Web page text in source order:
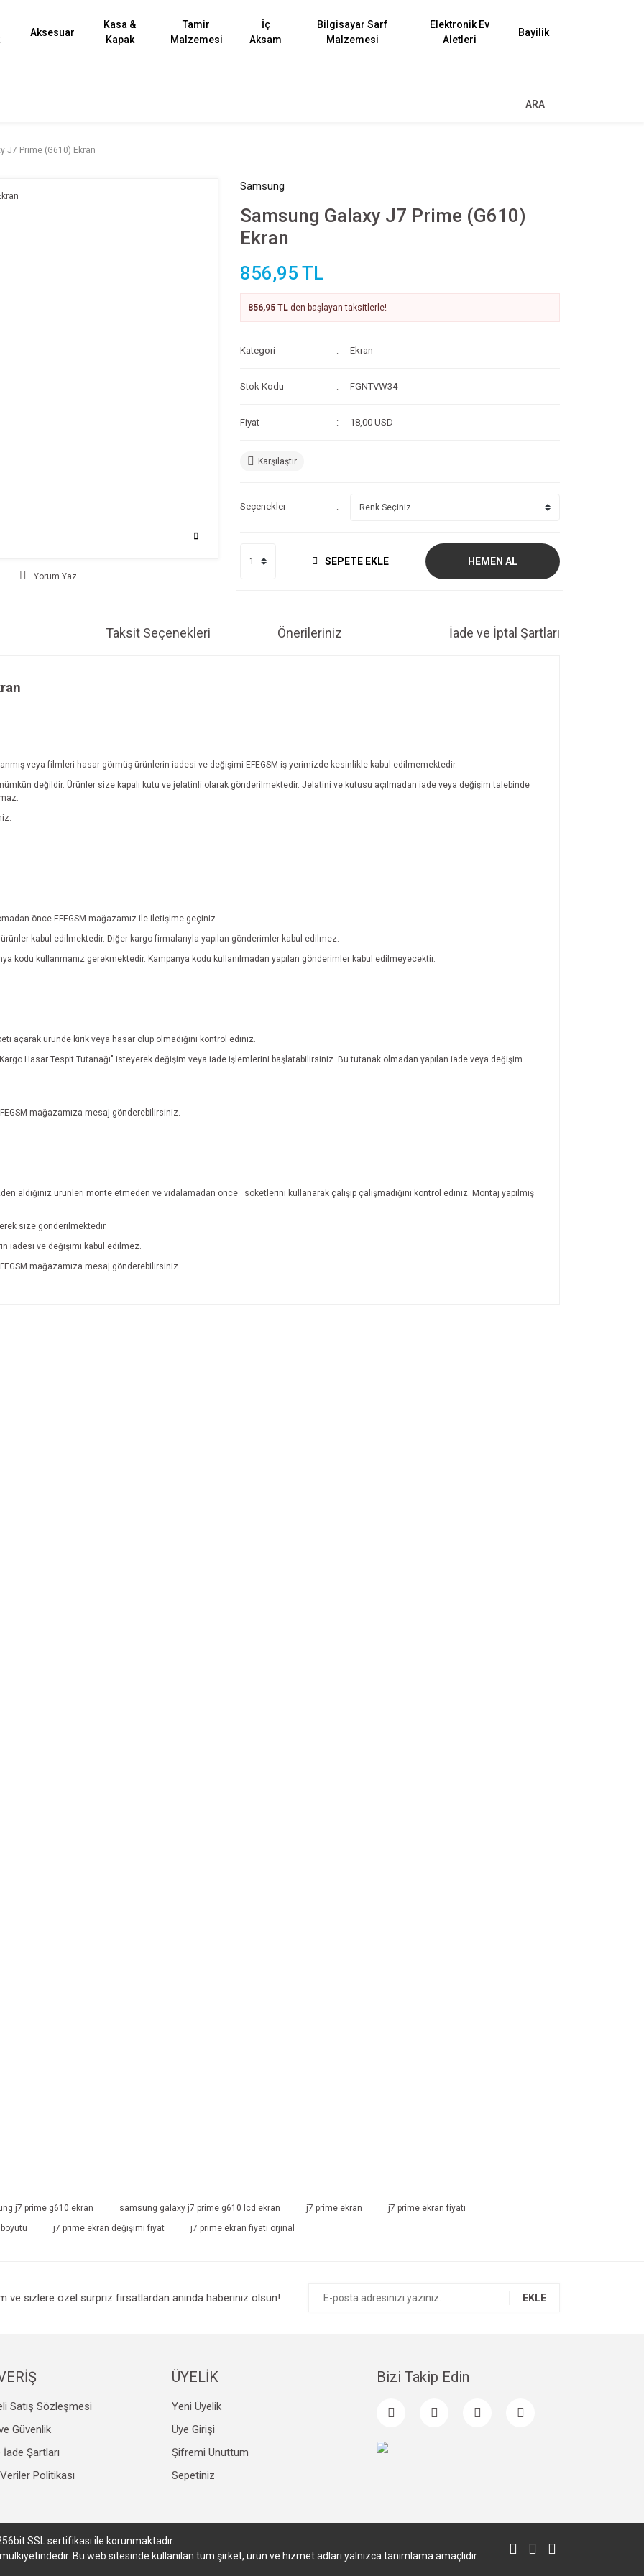
Aksesuar
Kasa &
Kapak
Tamir
Malzemesi
İç
Aksam
Bilgisayar Sarf
Malzemesi
Elektronik Ev
Aletleri
Bayilik
ARA
J7 Prime (G610) Ekran
Yorum Yaz
Samsung
Samsung Galaxy J7 Prime (G610)
Ekran
856,95 TL
856,95 TL den başlayan taksitlerle!
Kategori Ekran
Stok Kodu FGNTVW34
Fiyat 18,00 USD
Karşılaştır
Seçenekler
SEPETE EKLE HEMEN AL
Taksit Seçenekleri Önerileriniz İade ve İptal Şartları
veya filmleri hasar görmüş ürünlerin iadesi ve değişimi EFEGSM iş yerimizde kesinlikle kabul edilmemektedir.
değildir. Ürünler size kapalı kutu ve jelatinli olarak gönderilmektedir. Jelatini ve kutusu açılmadan iade veya değişim talebinde
önce EFEGSM mağazamız ile iletişime geçiniz.
kabul edilmektedir. Diğer kargo firmalarıyla yapılan gönderimler kabul edilmez.
kodu kullanmanız gerekmektedir. Kampanya kodu kullanılmadan yapılan gönderimler kabul edilmeyecektir.
açarak üründe kırık veya hasar olup olmadığını kontrol ediniz.
Hasar Tespit Tutanağı" isteyerek değişim veya iade işlemlerini başlatabilirsiniz. Bu tutanak olmadan yapılan iade veya değişim
mağazamıza mesaj gönderebilirsiniz.
aldığınız ürünleri monte etmeden ve vidalamadan önce
soketlerini kullanarak çalışıp çalışmadığını kontrol ediniz. Montaj yapılmış
size gönderilmektedir.
iadesi ve değişimi kabul edilmez.
mağazamıza mesaj gönderebilirsiniz.
j7 prime g610 ekran samsung galaxy j7 prime g610 lcd ekran j7 prime ekran
j7 prime ekran fiyatı
j7 prime ekran değişimi fiyat j7 prime ekran fiyatı orjinal
ve sizlere özel sürpriz fırsatlardan anında haberiniz olsun! EKLE
Satış Sözleşmesi
Güvenlik
Şartları
Politikası
ÜYELİK
Yeni Üyelik
Üye Girişi
Şifremi Unuttum
Sepetiniz
Bizi Takip Edin
SSL sertifikası ile korunmaktadır.
Bu web sitesinde kullanılan tüm şirket, ürün ve hizmet adları yalnızca tanımlama amaçlıdır.